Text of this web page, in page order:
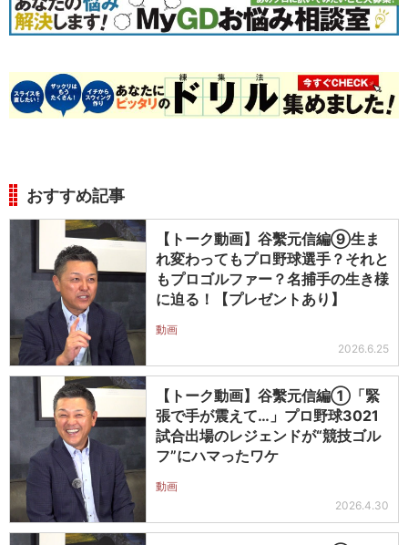
おすすめ記事
【トーク動画】谷繫元信編⑨生ま
れ変わってもプロ野球選手？それと
もプロゴルファー？名捕手の生き様
に迫る！【プレゼントあり】
動画
2026.6.25
【トーク動画】谷繫元信編①「緊
張で手が震えて…」プロ野球3021
試合出場のレジェンドが“競技ゴル
フ”にハマったワケ
動画
2026.4.30